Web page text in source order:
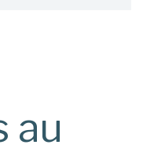
au